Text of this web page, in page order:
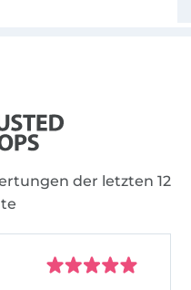
der letzten 12